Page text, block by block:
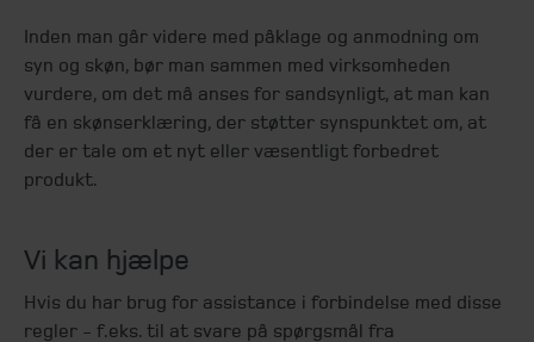
Inden man går videre med påklage og anmodning om
syn og skøn, bør man sammen med virksomheden
vurdere, om det må anses for sandsynligt, at man kan
få en skønserklæring, der støtter synspunktet om, at
der er tale om et nyt eller væsentligt forbedret
produkt.
Vi kan hjælpe
Hvis du har brug for assistance i forbindelse med disse
regler - f.eks. til at svare på spørgsmål fra